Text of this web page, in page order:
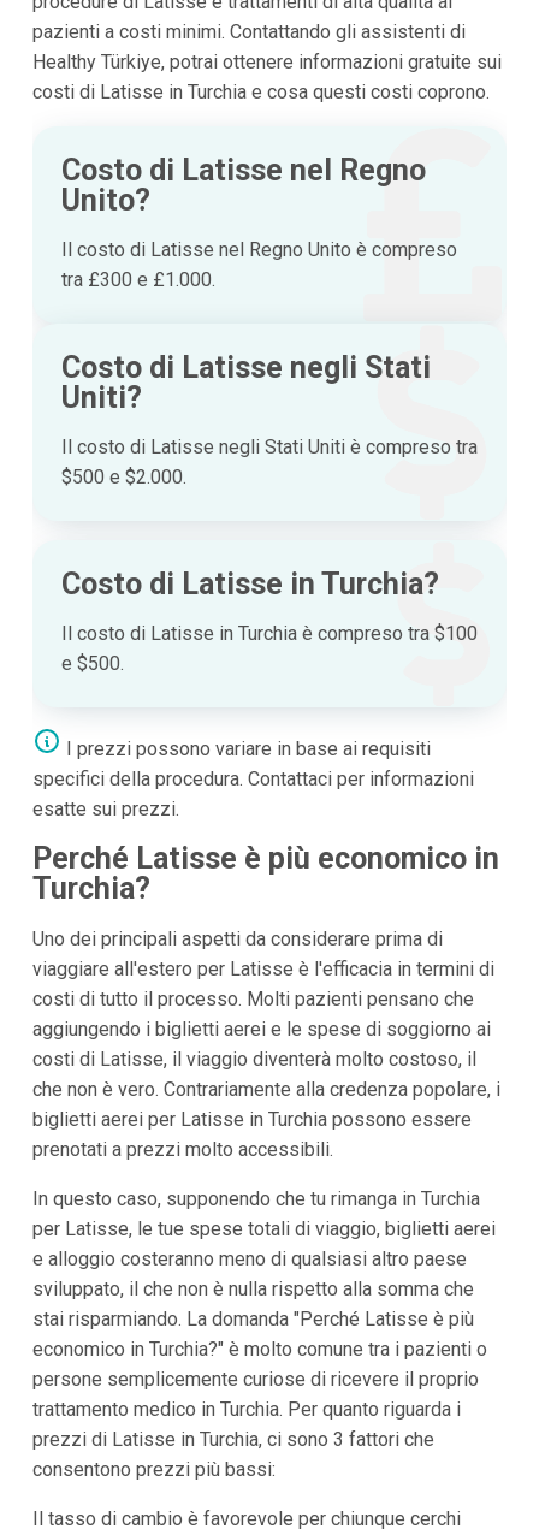
pazienti a costi minimi. Contattando gli assistenti di
Healthy Türkiye, potrai ottenere informazioni gratuite sui
costi di Latisse in Turchia e cosa questi costi coprono.
Costo di Latisse nel Regno
Unito?
Il costo di Latisse nel Regno Unito è compreso
tra £300 e £1.000.
Costo di Latisse negli Stati
Uniti?
Il costo di Latisse negli Stati Uniti è compreso tra
$500 e $2.000.
Costo di Latisse in Turchia?
Il costo di Latisse in Turchia è compreso tra $100
e $500.
I prezzi possono variare in base ai requisiti
specifici della procedura. Contattaci per informazioni
esatte sui prezzi.
Perché Latisse è più economico in
Turchia?
Uno dei principali aspetti da considerare prima di
viaggiare all'estero per Latisse è l'efficacia in termini di
costi di tutto il processo. Molti pazienti pensano che
aggiungendo i biglietti aerei e le spese di soggiorno ai
costi di Latisse, il viaggio diventerà molto costoso, il
che non è vero. Contrariamente alla credenza popolare, i
biglietti aerei per Latisse in Turchia possono essere
prenotati a prezzi molto accessibili.
In questo caso, supponendo che tu rimanga in Turchia
per Latisse, le tue spese totali di viaggio, biglietti aerei
e alloggio costeranno meno di qualsiasi altro paese
sviluppato, il che non è nulla rispetto alla somma che
stai risparmiando. La domanda "Perché Latisse è più
economico in Turchia?" è molto comune tra i pazienti o
persone semplicemente curiose di ricevere il proprio
trattamento medico in Turchia. Per quanto riguarda i
prezzi di Latisse in Turchia, ci sono 3 fattori che
consentono prezzi più bassi:
Il tasso di cambio è favorevole per chiunque cerchi